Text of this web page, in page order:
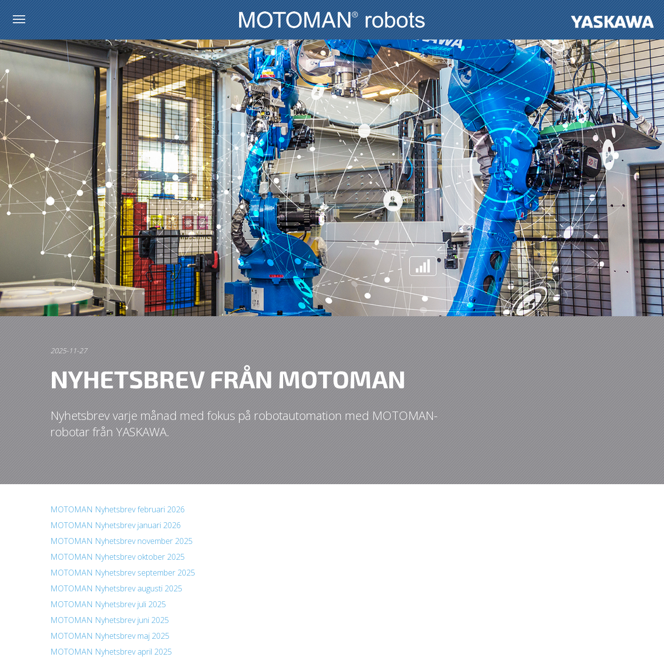
2025-11-27
NYHETSBREV FRÅN MOTOMAN
Nyhetsbrev varje månad med fokus på robotautomation med MOTOMAN-
robotar från YASKAWA.
MOTOMAN Nyhetsbrev februari 2026
MOTOMAN Nyhetsbrev januari 2026
MOTOMAN Nyhetsbrev november 2025
MOTOMAN Nyhetsbrev oktober 2025
MOTOMAN Nyhetsbrev september 2025
MOTOMAN Nyhetsbrev augusti 2025
MOTOMAN Nyhetsbrev juli 2025
MOTOMAN Nyhetsbrev juni 2025
MOTOMAN Nyhetsbrev maj 2025
MOTOMAN Nyhetsbrev april 2025